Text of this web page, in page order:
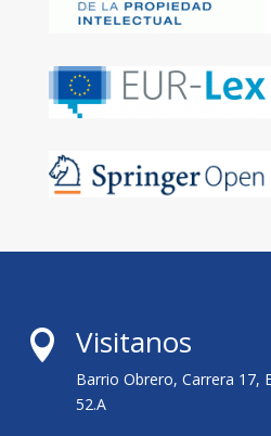
 Visitanos
Barrio Obrero, Carrera 17,
52.A